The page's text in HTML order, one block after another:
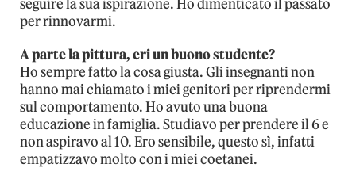
seguire la sua ispirazione. Ho dimenticato il passato
per rinnovarmi.
A parte la pittura, eri un buono studente?
Ho sempre fatto la cosa giusta. Gli insegnanti non
hanno mai chiamato i miei genitori per riprendermi
sul comportamento. Ho avuto una buona
educazione in famiglia. Studiavo per prendere il 6 e
non aspiravo al 10. Ero sensibile, questo sì, infatti
empatizzavo molto con i miei coetanei.